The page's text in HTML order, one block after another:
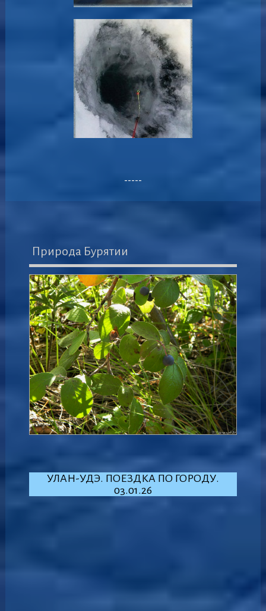
-----
Природа Бурятии
УЛАН-УДЭ. ПОЕЗДКА ПО ГОРОДУ.
03.01.26